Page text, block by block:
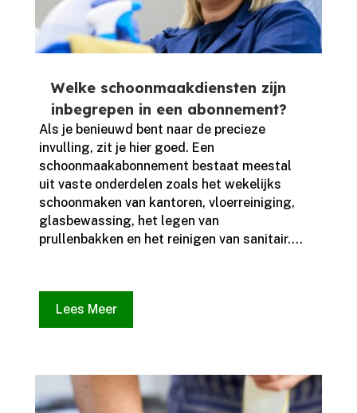
Welke schoonmaakdiensten zijn
inbegrepen in een abonnement?
Als je benieuwd bent naar de precieze
invulling, zit je hier goed.​ Een
schoonmaakabonnement bestaat meestal
uit vaste onderdelen zoals het wekelijks
schoonmaken van kantoren, vloerreiniging,
glasbewassing, het legen van
prullenbakken en het reinigen van sanitair.​...
Lees Meer